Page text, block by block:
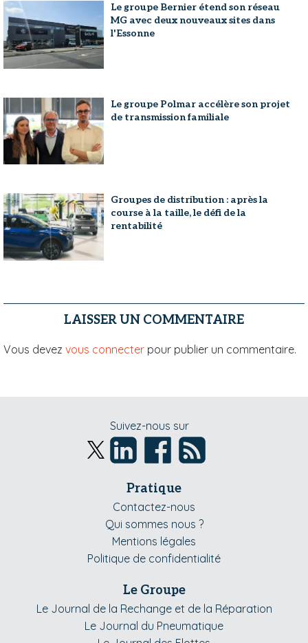
Le groupe Bernier étend son réseau
MG avec deux nouveaux sites dans
l'Essonne
Le groupe Polmar accélère son projet
de transmission familiale
Groupes de distribution : après la
course à la taille, le défi de la
rentabilité
LAISSER UN COMMENTAIRE
Vous devez vous connecter pour publier un commentaire.
Suivez-nous sur
Pratique
Contactez-nous
Qui sommes nous ?
Mentions légales
Politique de confidentialité
Le Groupe
Le Journal de la Rechange et de la Réparation
Le Journal du Pneumatique